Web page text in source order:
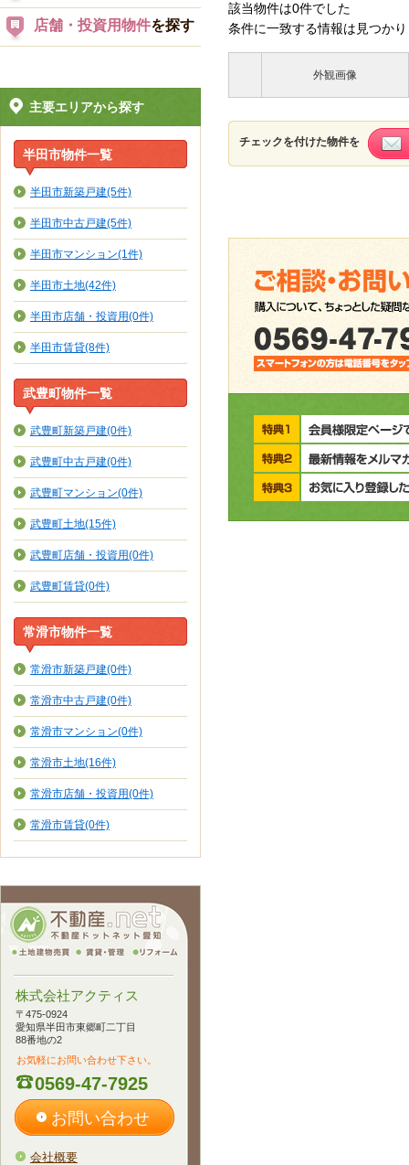
該当物件は0件でした
条件に一致する情報は見つか
外観画像
チェックを付けた物件を
店舗・投資用物件を探す
主要エリアから探す
半田市物件一覧
半田市新築戸建(5件)
半田市中古戸建(5件)
半田市マンション(1件)
半田市土地(42件)
半田市店舗・投資用(0件)
半田市賃貸(8件)
武豊町物件一覧
武豊町新築戸建(0件)
武豊町中古戸建(0件)
武豊町マンション(0件)
武豊町土地(15件)
武豊町店舗・投資用(0件)
武豊町賃貸(0件)
常滑市物件一覧
常滑市新築戸建(0件)
常滑市中古戸建(0件)
常滑市マンション(0件)
常滑市土地(16件)
常滑市店舗・投資用(0件)
常滑市賃貸(0件)
株式会社アクティス
〒475-0924
愛知県半田市東郷町二丁目
88番地の2
お気軽にお問い合わせ下さい。
0569-47-7925
お問い合わせ
会社概要